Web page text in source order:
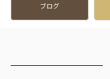
ブログ